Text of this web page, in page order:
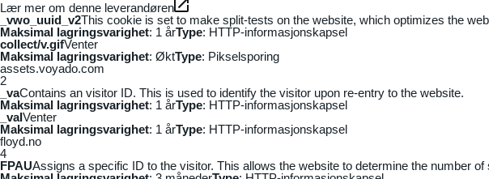
Lær mer om denne leverandøren
_vwo_uuid_v2This cookie is set to make split-tests on the website, which optimizes the
Maksimal lagringsvarighet: 1 årType: HTTP-informasjonskapsel
collect/v.gifVenter
Maksimal lagringsvarighet: ØktType: Pikselsporing
assets.voyado.com
2
_vaContains an visitor ID. This is used to identify the visitor upon re-entry to the website.
Maksimal lagringsvarighet: 1 årType: HTTP-informasjonskapsel
_vaIVenter
Maksimal lagringsvarighet: 1 årType: HTTP-informasjonskapsel
floyd.no
4
FPAUAssigns a specific ID to the visitor. This allows the website to determine the number